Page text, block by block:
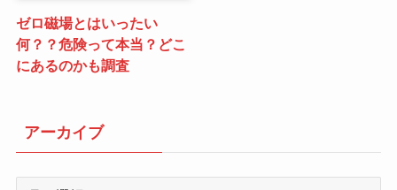
ゼロ磁場とはいったい
何？？危険って本当？どこ
にあるのかも調査
アーカイブ